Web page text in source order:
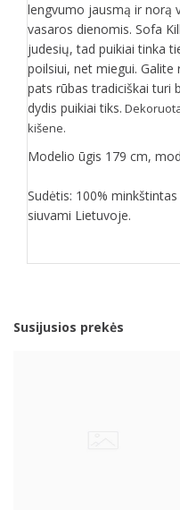
lengvumo jausmą ir norą
vasaros dienomis. Sofa
judesių, tad puikiai tinka
poilsiui, net miegui. Galite
pats rūbas tradiciškai turi
dydis puikiai tiks.
kišene.
Modelio ūgis 179 cm,
Sudėtis: 100%
siuvami Lietuvoje.
Susijusios prekės